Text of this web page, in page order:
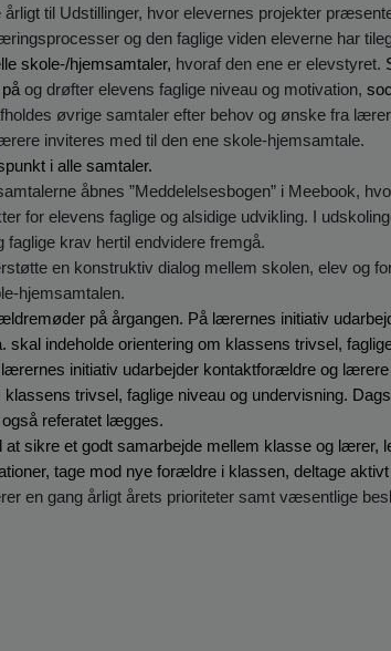
til Udstillinger, hvor elevernes projekter
og den faglige viden eleverne har
skole-/hjemsamtaler, hvoraf den ene er elevstyret.
og drøfter elevens faglige niveau og motivation,
øvrige samtaler efter behov og ønske fra
inviteres med til den ene skole-hjemsamtale.
i alle samtaler.
åbnes ”Meddelelsesbogen” i Meebook,
for elevens faglige og alsidige udvikling. I
faglige krav hertil endvidere fremgå.
en konstruktiv dialog mellem skolen, elev og
hjemsamtalen.
på årgangen. På lærernes initiativ
skal indeholde orientering om klassens trivsel,
lærernes initiativ udarbejder kontaktforældre og lærere
klassens trivsel, faglige niveau og undervisning.
referatet lægges.
at sikre et godt samarbejde mellem klasse og lærer,
tage mod nye forældre i klassen, deltage
en gang årligt årets prioriteter samt væsentlige